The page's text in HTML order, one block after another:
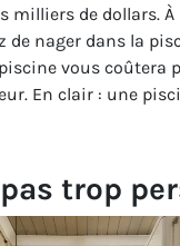
milliers de dollars.
de nager dans la
vous coûtera
En clair : une
trop